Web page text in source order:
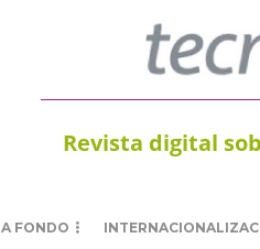
Revista digital
A FONDO